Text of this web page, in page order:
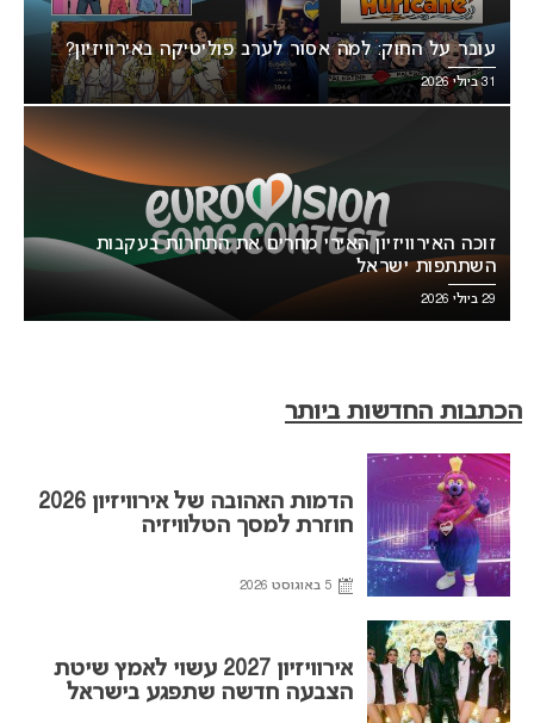
עובר על החוק: למה אסור לערב פוליטיקה באירוויזיון?
31 ביולי 2026
זוכה האירוויזיון האירי מחרים את התחרות בעקבות
השתתפות ישראל
29 ביולי 2026
הכתבות החדשות ביותר
הדמות האהובה של אירוויזיון 2026
חוזרת למסך הטלוויזיה
5 באוגוסט 2026
אירוויזיון 2027 עשוי לאמץ שיטת
הצבעה חדשה שתפגע בישראל